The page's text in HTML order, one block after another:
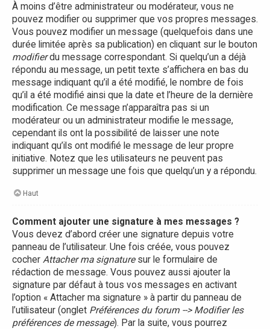
À moins d’être administrateur ou modérateur, vous ne
pouvez modifier ou supprimer que vos propres messages.
Vous pouvez modifier un message (quelquefois dans une
durée limitée après sa publication) en cliquant sur le bouton
modifierdu message correspondant. Si quelqu’un a déjà
répondu au message, un petit texte s’affichera en bas du
message indiquant qu’il a été modifié, le nombre de fois
qu’il a été modifié ainsi que la date et l’heure de la dernière
modification. Ce message n’apparaîtra pas si un
modérateur ou un administrateur modifie le message,
cependant ils ont la possibilité de laisser une note
indiquant qu’ils ont modifié le message de leur propre
initiative. Notez que les utilisateurs ne peuvent pas
supprimer un message une fois que quelqu’un y a répondu.
Haut
Comment ajouter une signature à mes messages ?
Vous devez d’abord créer une signature depuis votre
panneau de l’utilisateur. Une fois créée, vous pouvez
cocher Attacher ma signaturesur le formulaire de
rédaction de message. Vous pouvez aussi ajouter la
signature par défaut à tous vos messages en activant
l’option « Attacher ma signature » à partir du panneau de
l’utilisateur (onglet Préférences du forum --> Modifier les
préférences de message). Par la suite, vous pourrez